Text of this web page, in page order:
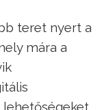
teret nyert a
mára a